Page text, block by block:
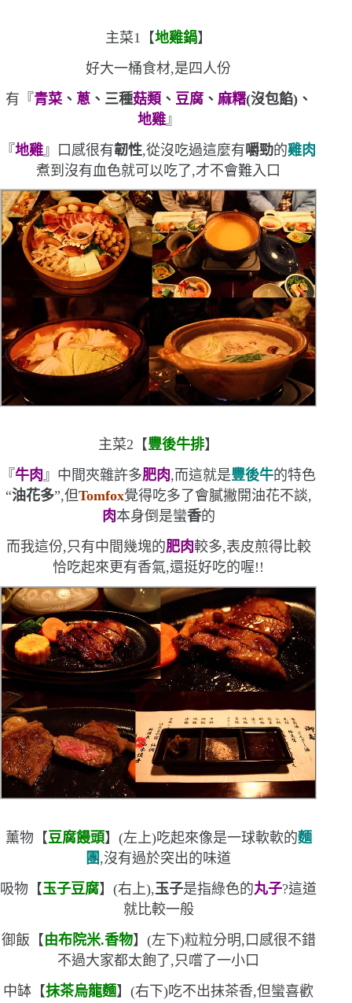
主菜1 【地雞鍋】
好大一桶食材,是四人份
有『青菜、 蔥、三種菇類、 豆腐、 麻糬(沒包餡)、
地雞』
『地雞 』口感很有韌性,從沒吃過這麼有嚼勁的雞肉
煮到沒有血色就可以吃了,才不會難入口
主菜2 【豐後牛排】
『 牛肉』中間夾雜許多肥肉 ,而這就是豐後牛的特色
“油花多”,但Tomfox覺得吃多了會膩撇開油花不談,
肉 本身倒是蠻香的
而我這份,只有中間幾塊的肥肉較多,表皮煎得比較
恰吃起來更有香氣,還挺好吃的喔!!
薰物【豆腐饅頭】 (左上)吃起來像是一球軟軟的麵
團 ,沒有過於突出的味道
吸物【玉子豆腐】(右上),玉子是指綠色的丸子?這道
就比較一般
御飯【由布院米.香物】 (左下)粒粒分明,口感很不錯
不過大家都太飽了,只嚐了一小口
中缽【抹茶烏龍麵】(右下)吃不出抹茶香,但蠻喜歡